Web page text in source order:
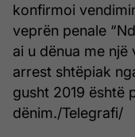
konfirmoi
veprën penale
ai u dënua me
arrest shtëpiak
gusht 2019 është
dënim./Telegrafi/